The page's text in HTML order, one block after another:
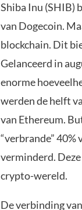
Shiba Inu (SHIB)
van Dogecoin.
blockchain. Dit
Gelanceerd in
enorme
werden de helft
van Ethereum.
“verbrande”
verminderd.
crypto-wereld.
De verbinding